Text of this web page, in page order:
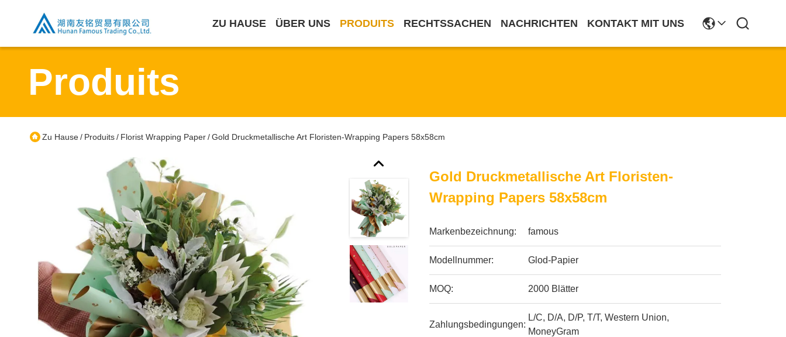
ZU HAUSE ÜBER UNS PRODUITS RECHTSSACHEN NACHRICHTEN KONTAKT MIT UNS
Produits
Zu Hause/ Produits/ Florist Wrapping Paper/Gold Druckmetallische Art Floristen-Wrapping Papers 58x58cm
Gold Druckmetallische Art Floristen-
Wrapping Papers 58x58cm
Markenbezeichnung: famous
Modellnummer: Glod-Papier
MOQ: 2000 Blätter
Zahlungsbedingungen:
L/C, D/A, D/P, T/T, Western Union,
MoneyGram